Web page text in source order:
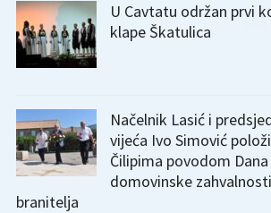
U Cavtatu održan prvi
klape Škatulica
Načelnik Lasić i
vijeća Ivo Simović
Čilipima povodom
domovinske
branitelja